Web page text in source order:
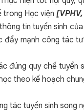
trong Học viện
tin tuyển sinh của
mạnh công tác
đúng quy chế tuyển
theo kế hoạch
tác tuyển sinh song